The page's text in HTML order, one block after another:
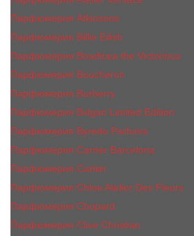
Парфюмерия Atkinsons
Парфюмерия Billie Eilish
Парфюмерия Boadicea the Victorious
Парфюмерия Boucheron
Парфюмерия Burberry
Парфюмерия Bvlgari Limited Edition
Парфюмерия Byredo Parfums
Парфюмерия Carner Barcelona
Парфюмерия Cartier
Парфюмерия Chloe Atelier Des Fleurs
Парфюмерия Сhopard
Парфюмерия Clive Christian